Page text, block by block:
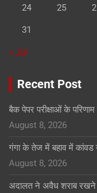
24 25
31
« Jul
Recent Post
बैक पेपर परीक्षाओं के
August 8, 2026
गंगा के तेज में बहाव में कांवड
August 8, 2026
अदालत ने अवैध शराब रखने के